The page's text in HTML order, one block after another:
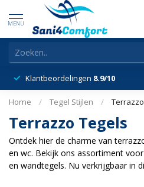
MENU
Klantbeordelingen 8.9/10
Home / Tegel Stijlen /
Terrazzo Tegels
Ontdek hier de charme van
en wc. Bekijk ons assortiment
en wandtegels. Nu verkrijgbaar in